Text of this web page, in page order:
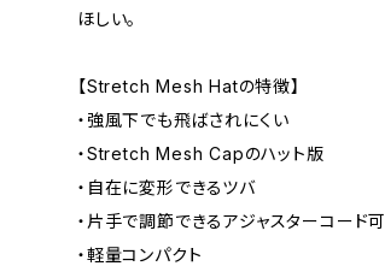
ほしい。
【Stretch Mesh Hatの特徴】
・強風下でも飛ばされにくい
・Stretch Mesh Capのハット版
・自在に変形できるツバ
・片手で調節できるアジャスターコード
・軽量コンパクト